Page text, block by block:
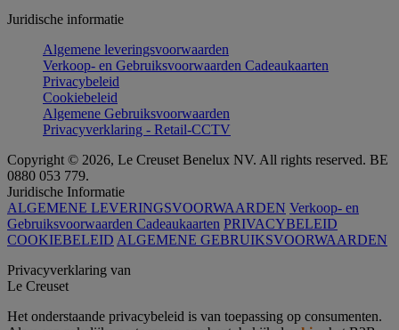
Juridische informatie
Algemene leveringsvoorwaarden
Verkoop- en Gebruiksvoorwaarden Cadeaukaarten
Privacybeleid
Cookiebeleid
Algemene Gebruiksvoorwaarden
Privacyverklaring - Retail-CCTV
Copyright © 2026, Le Creuset Benelux NV. All rights reserved. BE
0880 053 779.
Juridische Informatie
ALGEMENE LEVERINGSVOORWAARDEN Verkoop- en
Gebruiksvoorwaarden Cadeaukaarten PRIVACYBELEID
COOKIEBELEID ALGEMENE GEBRUIKSVOORWAARDEN
Privacyverklaring van
Le Creuset
Het onderstaande privacybeleid is van toepassing op consumenten.